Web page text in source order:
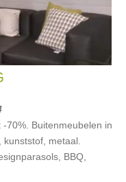
70%. Buitenmeubelen in
metaal.
BBQ,